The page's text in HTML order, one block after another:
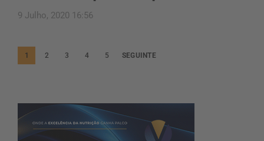
9 Julho, 2020 16:56
P1 2 3 4 5 SEGUINTE